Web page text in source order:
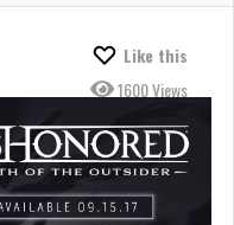
Like this
1600 Views